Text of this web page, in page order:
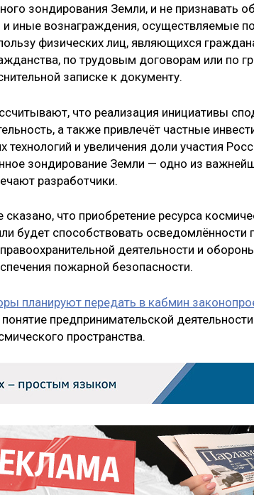
зондирования Земли, и не признавать
иные вознаграждения, осуществляемые
физических лиц, являющихся
по трудовым договорам или по
записке к документу.
что реализация инициативы
а также привлечёт частные
технологий и увеличения доли участия
зондирование Земли — одно из
разработчики.
что приобретение ресурса
будет способствовать осведомлённости
деятельности и
пожарной безопасности.
планируют передать в кабмин
предпринимательской
пространства.